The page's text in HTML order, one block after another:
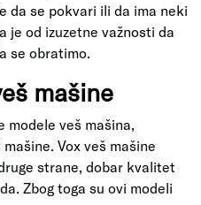
da se pokvari ili da ima neki
je od izuzetne važnosti da
se obratimo.
mašine
veš mašina,
Vox veš mašine
strane, dobar kvalitet
Zbog toga su ovi modeli